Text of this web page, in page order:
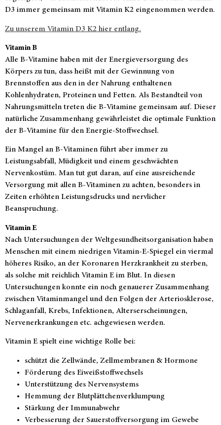
D3 immer gemeinsam mit Vitamin K2 eingenommen werden.
Zu unserem Vitamin D3 K2 hier entlang.
Vitamin B
Alle B-Vitamine haben mit der Energieversorgung des
Körpers zu tun, dass heißt mit der Gewinnung von
Brennstoffen aus den in der Nahrung enthaltenen
Kohlenhydraten, Proteinen und Fetten. Als Bestandteil von
Nahrungsmitteln treten die B-Vitamine gemeinsam auf. Dieser
natürliche Zusammenhang gewährleistet die optimale Funktion
der B-Vitamine für den Energie-Stoffwechsel.
Ein Mangel an B-Vitaminen führt aber immer zu
Leistungsabfall, Müdigkeit und einem geschwächten
Nervenkostüm. Man tut gut daran, auf eine ausreichende
Versorgung mit allen B-Vitaminen zu achten, besonders in
Zeiten erhöhten Leistungsdrucks und nervlicher
Beanspruchung.
Vitamin E
Nach Untersuchungen der Weltgesundheitsorganisation haben
Menschen mit einem niedrigen Vitamin-E-Spiegel ein viermal
höheres Risiko, an der Koronaren Herzkrankheit zu sterben,
als solche mit reichlich Vitamin E im Blut. In diesen
Untersuchungen konnte ein noch genauerer Zusammenhang
zwischen Vitaminmangel und den Folgen der Arteriosklerose,
Schlaganfall, Krebs, Infektionen, Alterserscheinungen,
Nervenerkrankungen etc. achgewiesen werden.
Vitamin E spielt eine wichtige Rolle bei:
schützt die Zellwände, Zellmembranen & Hormone
Förderung des Eiweißstoffwechsels
Unterstützung des Nervensystems
Hemmung der Blutplättchenverklumpung
Stärkung der Immunabwehr
Verbesserung der Sauerstoffversorgung im Gewebe